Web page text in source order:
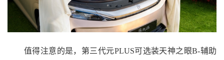
值得注意的是，第三代元PLUS可选装天神之眼B-辅助